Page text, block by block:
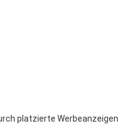
platzierte Werbeanzeigen